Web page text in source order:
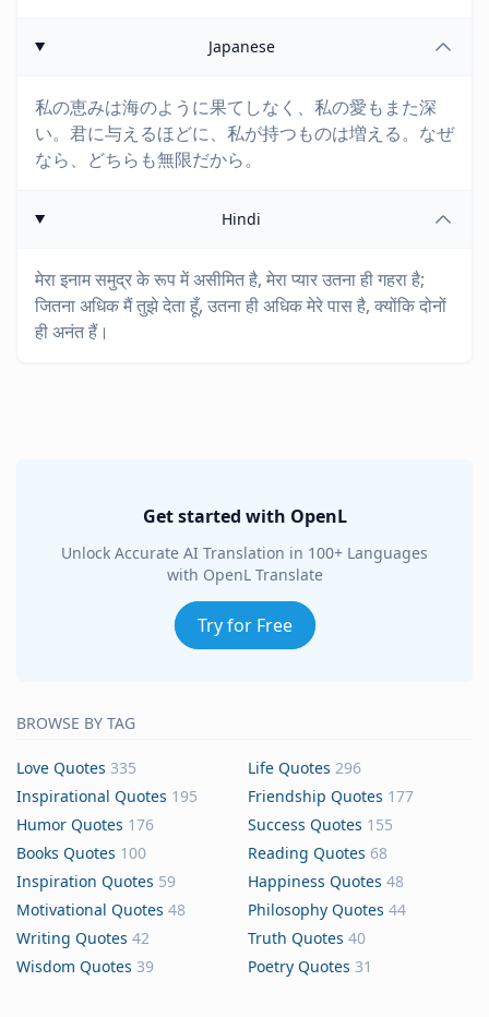
Japanese
私の恵みは海のように果てしなく、私の愛もまた深
い。君に与えるほどに、私が持つものは増える。なぜ
なら、どちらも無限だから。
Hindi
मेरा इनाम समुद्र के रूप में असीमित है, मेरा प्यार उतना ही गहरा है;
जितना अधिक मैं तुझे देता हूँ, उतना ही अधिक मेरे पास है, क्योंकि दोनों
ही अनंत हैं।
Get started with OpenL
Unlock Accurate AI Translation in 100+ Languages
with OpenL Translate
Try for Free
BROWSE BY TAG
Love Quotes 335 Life Quotes 296
Inspirational Quotes 195 Friendship Quotes 177
Humor Quotes 176 Success Quotes 155
Books Quotes 100 Reading Quotes 68
Inspiration Quotes 59 Happiness Quotes 48
Motivational Quotes 48 Philosophy Quotes 44
Writing Quotes 42 Truth Quotes 40
Wisdom Quotes 39 Poetry Quotes 31